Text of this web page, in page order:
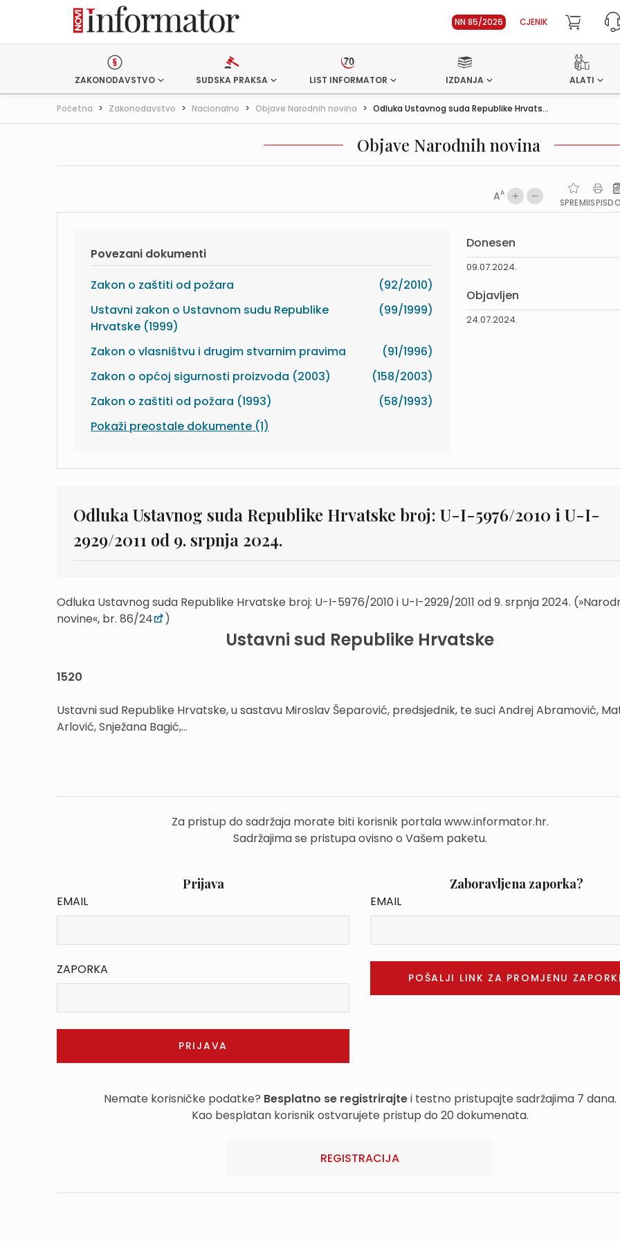
NN 85/2026 CJENIK
ZAKONODAVSTVO SUDSKA PRAKSA LIST INFORMATOR IZDANJA ALATI
Početna > Zakonodavstvo > Nacionalno > Objave Narodnih novina > Odluka Ustavnog suda Republike Hrvats...
Objave Narodnih novina
AA
SPREMIISPIS
Povezani dokumenti
Zakon o zaštiti od požara
(92/2010)
Ustavni zakon o Ustavnom sudu Republike
Hrvatske (1999)
(99/1999)
Zakon o vlasništvu i drugim stvarnim pravima
(91/1996)
Zakon o općoj sigurnosti proizvoda (2003)
(158/2003)
Zakon o zaštiti od požara (1993)
(58/1993)
Pokaži preostale dokumente (1)
Donesen
09.07.2024.
Objavljen
24.07.2024.
Odluka Ustavnog suda Republike Hrvatske broj: U-I-5976/2010 i U-I-
2929/2011 od 9. srpnja 2024.
Odluka Ustavnog suda Republike Hrvatske broj: U-I-5976/2010 i U-I-2929/2011 od 9. srpnja 2024.
novine«, br. 86/24
)
Ustavni sud Republike Hrvatske
1520
Ustavni sud Republike Hrvatske, u sastavu Miroslav Šeparović, predsjednik, te suci Andrej Abramović,
Arlović, Snježana Bagić,...
Za pristup do sadržaja morate biti korisnik portala www.informator.hr.
Sadržajima se pristupa ovisno o Vašem paketu.
Prijava
EMAIL
ZAPORKA
Zaboravljena zaporka?
EMAIL
Nemate korisničke podatke? Besplatno se registrirajtei testno pristupajte sadržajima 7 dana.
Kao besplatan korisnik ostvarujete pristup do 20 dokumenata.
REGISTRACIJA